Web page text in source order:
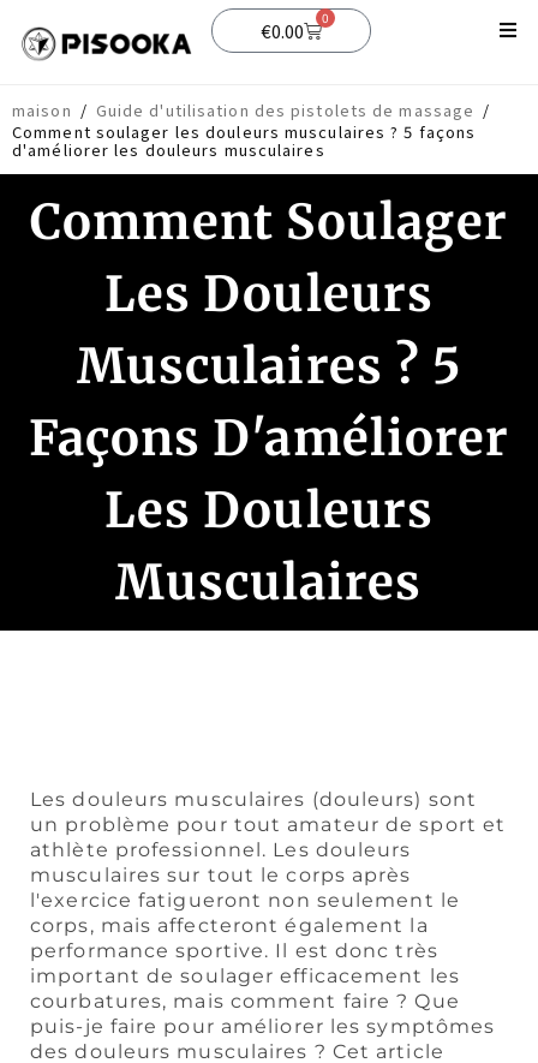
Soutien
€0.00
0
maison / Guide d'utilisation des pistolets de massage /
Comment soulager les douleurs musculaires ? 5 façons
d'améliorer les douleurs musculaires
Comment Soulager
Les Douleurs
Musculaires ? 5
Façons D'améliorer
Les Douleurs
Musculaires
Les douleurs musculaires (douleurs) sont
un problème pour tout amateur de sport et
athlète professionnel. Les douleurs
musculaires sur tout le corps après
l'exercice fatigueront non seulement le
corps, mais affecteront également la
performance sportive. Il est donc très
important de soulager efficacement les
courbatures, mais comment faire ? Que
puis-je faire pour améliorer les symptômes
des douleurs musculaires ? Cet article